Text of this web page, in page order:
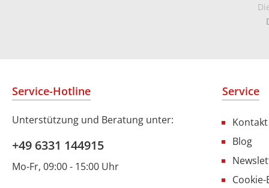
Service-Hotline
Unterstützung und Beratung unter:
+49 6331 144915
Mo-Fr, 09:00 - 15:00 Uhr
Service
Kontakt
Blog